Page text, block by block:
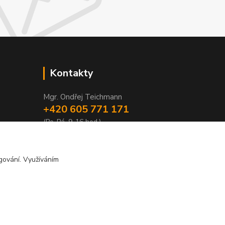
Kontakty
Mgr. Ondřej Teichmann
+420 605 771 171
(Po-Pá, 9-16 hod.)
Využíváním